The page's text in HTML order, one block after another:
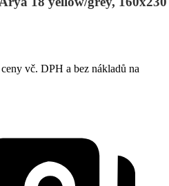
vč. DPH a bez nákladů na